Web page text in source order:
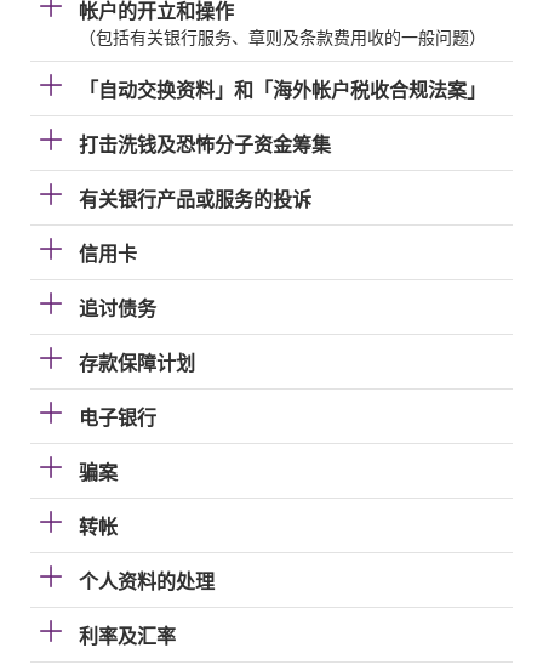
帐户的开立和操作
（包括有关银行服务、章则及条款费用收的一般问题）
「自动交换资料」和「海外帐户税收合规法案」
打击洗钱及恐怖分子资金筹集
有关银行产品或服务的投诉
信用卡
追讨债务
存款保障计划
电子银行
骗案
转帐
个人资料的处理
利率及汇率